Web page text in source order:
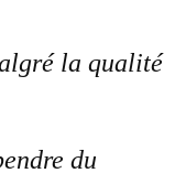
la qualité
du